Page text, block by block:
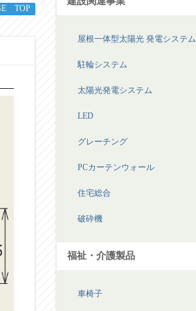
TOP
屋根一体型太陽光 発電システム
駐輪システム
太陽光発電システム
LED
グレーチング
PCカーテンウォール
住宅総合
破砕機
福祉・介護製品
車椅子